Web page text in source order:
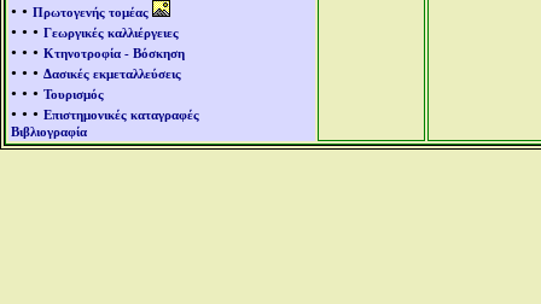
• • Πρωτογενής τομέας
• • • Γεωργικές καλλιέργειες
• • • Κτηνοτροφία - Βόσκηση
• • • Δασικές εκμεταλλεύσεις
• • • Τουρισμός
• • • Επιστημονικές καταγραφές
Βιβλιογραφία